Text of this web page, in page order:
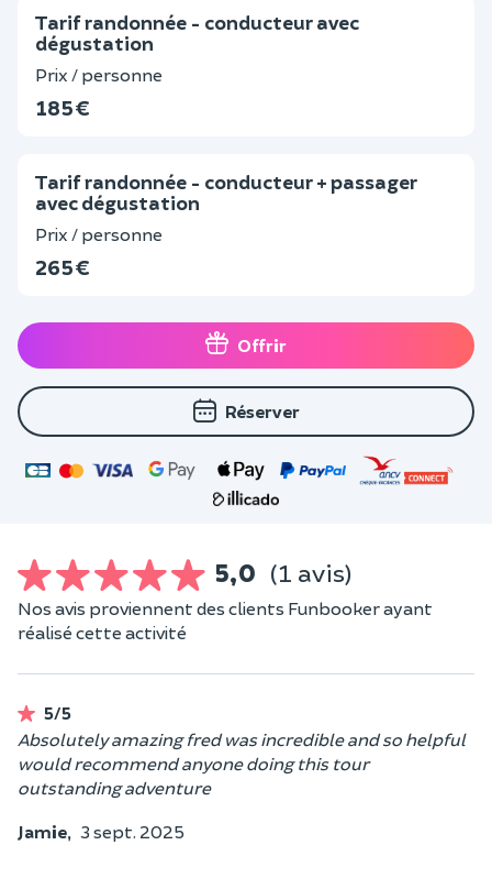
Tarif randonnée - conducteur avec
dégustation
Prix / personne
185 €
Tarif randonnée - conducteur + passager
avec dégustation
Prix / personne
265 €
Offrir
Réserver
5,0 (1 avis)
Nos avis proviennent des clients Funbooker ayant
réalisé cette activité
5/5
Absolutely amazing fred was incredible and so helpful
would recommend anyone doing this tour
outstanding adventure
Jamie, 3 sept. 2025